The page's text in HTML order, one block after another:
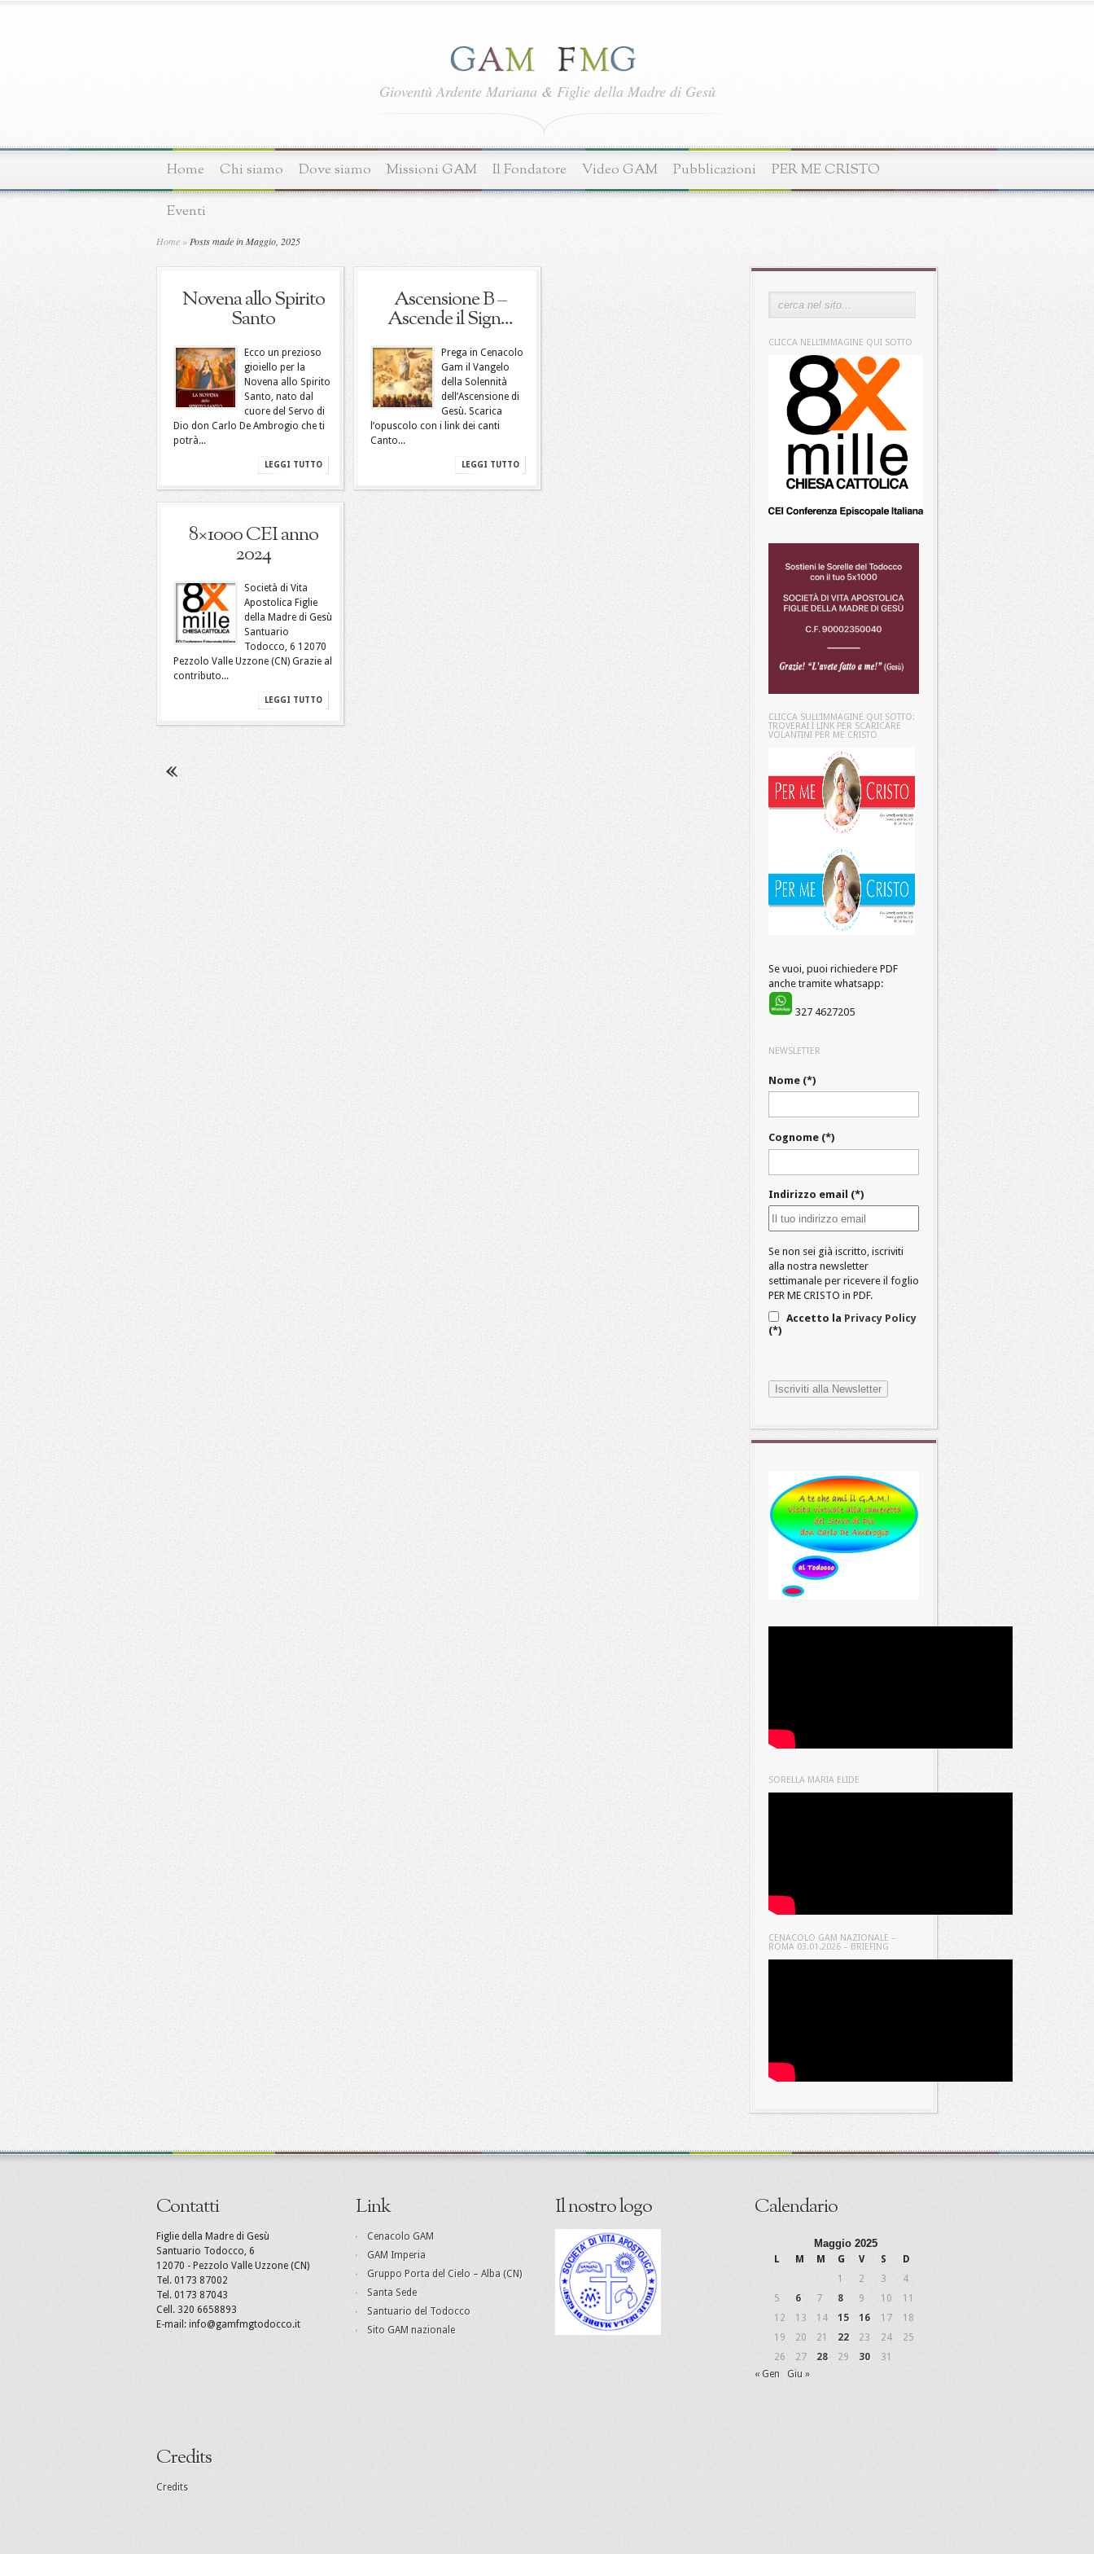
Gioventù Ardente Mariana & Figlie della Madre di Gesù
Home Chi siamo Dove siamo Missioni GAM Il Fondatore Video GAM Pubblicazioni PER ME CRISTO
Eventi
Home » Posts made in Maggio, 2025
Novena allo Spirito
Santo
Ecco un prezioso
gioiello per la
Novena allo Spirito
Santo, nato dal
cuore del Servo di
Dio don Carlo De Ambrogio che ti
potrà...
LEGGI TUTTO
Ascensione B –
Ascende il Sign...
Prega in Cenacolo
Gam il Vangelo
della Solennità
dell’Ascensione di
Gesù. Scarica
l’opuscolo con i link dei canti
Canto...
LEGGI TUTTO
8×1000 CEI anno
2024
Società di Vita
Apostolica Figlie
della Madre di Gesù
Santuario
Todocco, 6 12070
Pezzolo Valle Uzzone (CN) Grazie al
contributo...
LEGGI TUTTO
CLICCA NELL’IMMAGINE QUI SOTTO
CLICCA SULL’IMMAGINE QUI SOTTO:
TROVERAI I LINK PER SCARICARE
VOLANTINI PER ME CRISTO
Se vuoi, puoi richiedere PDF
anche tramite whatsapp:
327 4627205
NEWSLETTER
Nome (*)
Cognome (*)
Indirizzo email (*)
Se non sei già iscritto, iscriviti
alla nostra newsletter
settimanale per ricevere il foglio
PER ME CRISTO in PDF.
Accetto la Privacy Policy
(*)
SORELLA MARIA ELIDE
CENACOLO GAM NAZIONALE –
ROMA 03.01.2026 – BRIEFING
Contatti
Figlie della Madre di Gesù
Santuario Todocco, 6
12070 - Pezzolo Valle Uzzone (CN)
Tel. 0173 87002
Tel. 0173 87043
Cell. 320 6658893
E-mail: info@gamfmgtodocco.it
Link
Cenacolo GAM
GAM Imperia
Gruppo Porta del Cielo – Alba (CN)
Santa Sede
Santuario del Todocco
Sito GAM nazionale
Il nostro logo Calendario
Maggio 2025
L M M G V S
D
1
2 3
4
5
6 7 8 9 10
11
12
13 14 15 16 17
18
19
20 21 22 23 24
25
26
27 28 29 30
31
« Gen
Giu »
Credits
Credits